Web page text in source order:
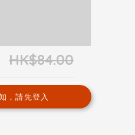
HK$84.00
，請先登入